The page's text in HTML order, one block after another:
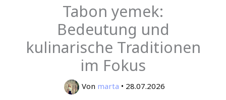
Tabon yemek:
Bedeutung und
kulinarische Traditionen
im Fokus
Von marta • 28.07.2026